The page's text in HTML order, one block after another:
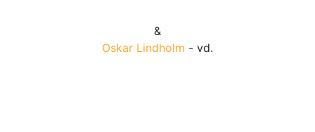
&
Oskar Lindholm - vd.